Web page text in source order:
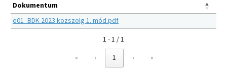
Dokumentum
e01_BDK 2023 közszolg 1. mód.pdf
1 - 1 / 1
«
‹ 1 › »